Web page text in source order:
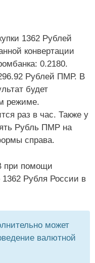
1362 Рублей
конвертации
0.2180.
Рублей ПМР. В
будет
режиме.
раз в час. Также у
Рубль ПМР на
справа.
при помощи
1362 Рубля России в
может
валютной